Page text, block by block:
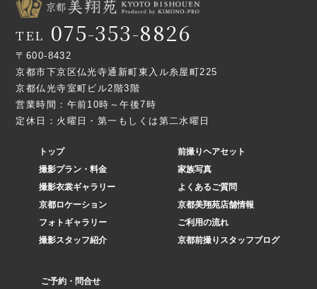
TEL 075-353-8826
〒600-8432
京都市下京区仏光寺通新町東入ル糸屋町225
京都仏光寺室町ビル2階3階
営業時間：午前10時～午後7時
定休日：火曜日・第一もしくは第二水曜日
トップ
撮影プラン・料金
撮影衣裳ギャラリー
京都ロケーション
フォトギャラリー
撮影スタッフ紹介
前撮りヘアセット
家族写真
よくあるご質問
京都美翔苑店舗情報
ご利用の流れ
京都前撮りスタッフブログ
ご予約・問合せ